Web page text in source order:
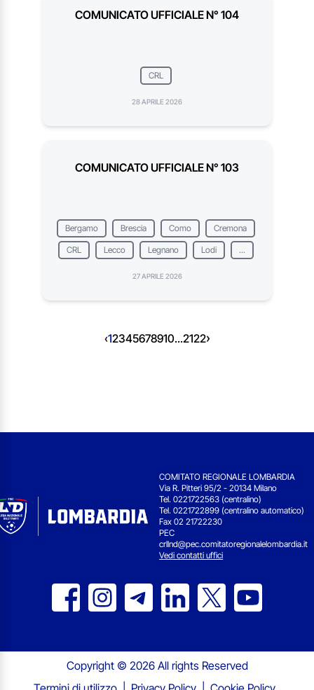
COMUNICATO UFFICIALE N° 104
CRL
28 APRILE 2026
COMUNICATO UFFICIALE N° 103
Bergamo Brescia Como Cremona
CRL Lecco Legnano Lodi ...
27 APRILE 2026
‹12345678910...2122›
COMITATO REGIONALE LOMBARDIA
Via R. Pitteri 95/2 - 20134 Milano
Tel. 0221722563 (centralino)
Tel. 0221722899 (centralino automatico)
Fax 02 21722230
PEC
crllnd@pec.comitatoregionalelombardia.it
Vedi contatti uffici
Copyright © 2026 All rights Reserved